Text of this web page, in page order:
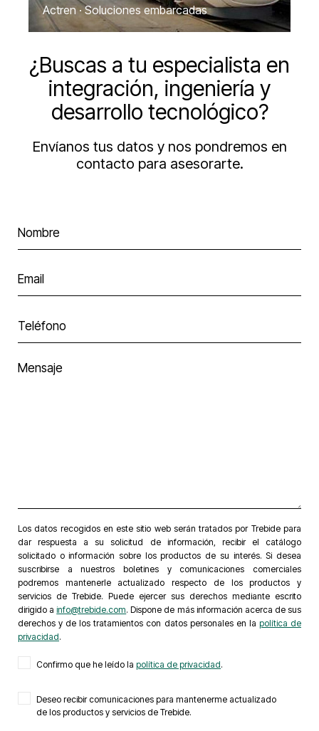
Actren · Soluciones embarcadas
¿Buscas a tu especialista en
integración, ingeniería y
desarrollo tecnológico?
Envíanos tus datos y nos pondremos en
contacto para asesorarte.
Los datos recogidos en este sitio web serán tratados por Trebide para
dar respuesta a su solicitud de información, recibir el catálogo
solicitado o información sobre los productos de su interés. Si desea
suscribirse a nuestros boletines y comunicaciones comerciales
podremos mantenerle actualizado respecto de los productos y
servicios de Trebide. Puede ejercer sus derechos mediante escrito
dirigido ainfo@trebide.com. Dispone de más información acerca de sus
derechos y de los tratamientos con datos personales en la política de
privacidad.
Confirmo que he leído la política de privacidad.
Deseo recibir comunicaciones para mantenerme actualizado
de los productos y servicios de Trebide.